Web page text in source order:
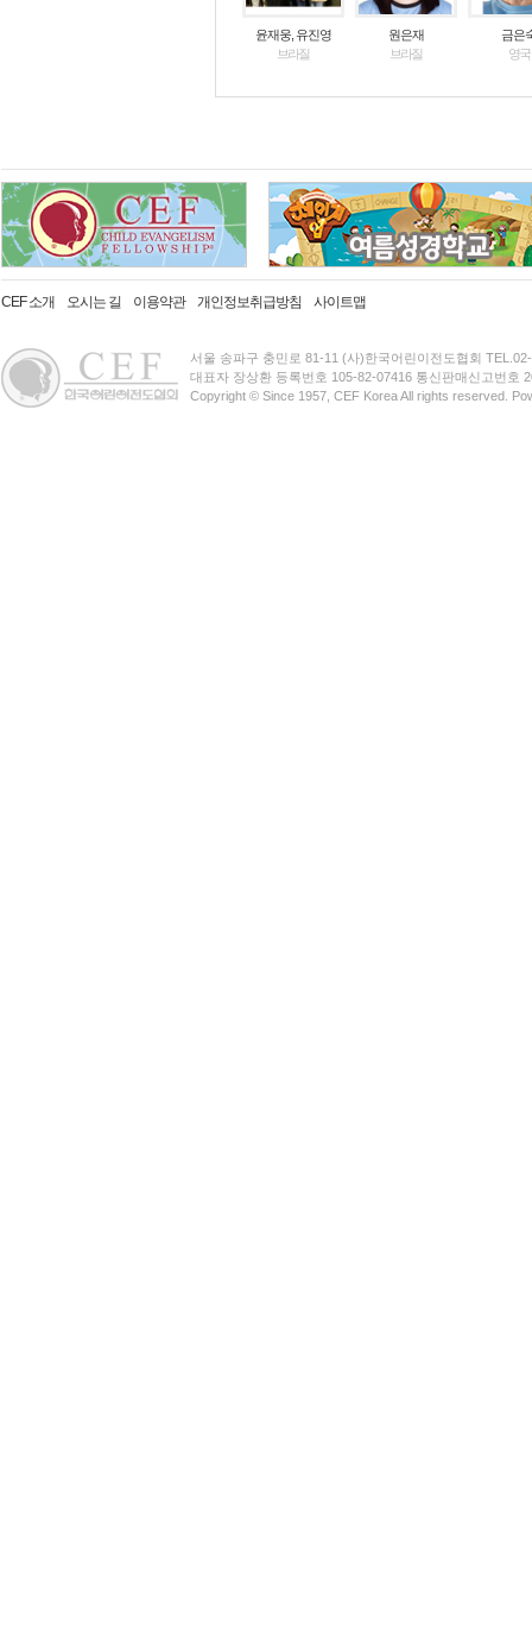
윤재웅, 유진영
브라질
원은재
브라질
금은
영국
CEF 소개 오시는 길 이용약관 개인정보취급방침 사이트맵
서울 송파구 충민로 81-11 (사)한국어린이전도협회
대표자 장상환 등록번호 105-82-07416 통신판매신고번호
Copyright © Since 1957, CEF Korea All rights reserved.